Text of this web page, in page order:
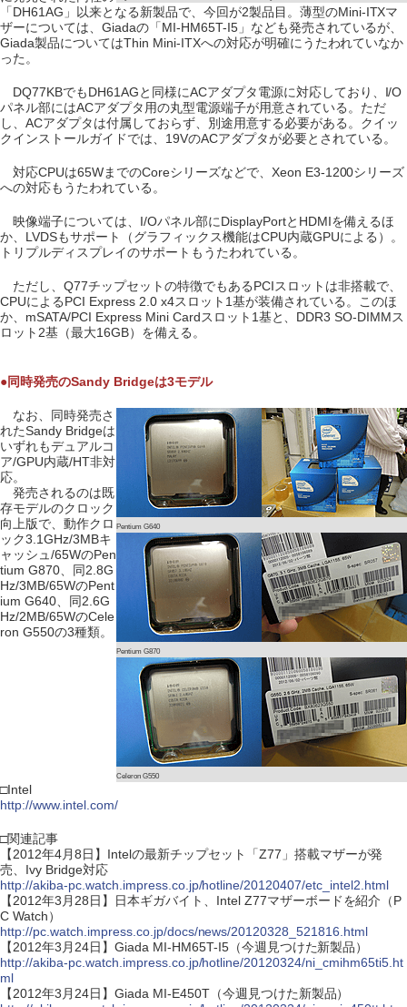
「DH61AG」以来となる新製品で、今回が2製品目。薄型のMini-ITXマ
ザーについては、Giadaの「MI-HM65T-I5」なども発売されているが、
Giada製品についてはThin Mini-ITXへの対応が明確にうたわれていなか
った。
DQ77KBでもDH61AGと同様にACアダプタ電源に対応しており、I/O
パネル部にはACアダプタ用の丸型電源端子が用意されている。ただ
し、ACアダプタは付属しておらず、別途用意する必要がある。クイッ
クインストールガイドでは、19VのACアダプタが必要とされている。
対応CPUは65WまでのCoreシリーズなどで、Xeon E3-1200シリーズ
への対応もうたわれている。
映像端子については、I/Oパネル部にDisplayPortとHDMIを備えるほ
か、LVDSもサポート（グラフィックス機能はCPU内蔵GPUによる）。
トリプルディスプレイのサポートもうたわれている。
ただし、Q77チップセットの特徴でもあるPCIスロットは非搭載で、
CPUによるPCI Express 2.0 x4スロット1基が装備されている。このほ
か、mSATA/PCI Express Mini Cardスロット1基と、DDR3 SO-DIMMス
ロット2基（最大16GB）を備える。
●同時発売のSandy Bridgeは3モデル
Pentium G640
Pentium G870
Celeron G550
なお、同時発売さ
れたSandy Bridgeは
いずれもデュアルコ
ア/GPU内蔵/HT非対
応。
発売されるのは既
存モデルのクロック
向上版で、動作クロ
ック3.1GHz/3MBキ
ャッシュ/65WのPen
tium G870、同2.8G
Hz/3MB/65WのPent
ium G640、同2.6G
Hz/2MB/65WのCele
ron G550の3種類。
□Intel
http://www.intel.com/
□関連記事
【2012年4月8日】Intelの最新チップセット「Z77」搭載マザーが発
売、Ivy Bridge対応
http://akiba-pc.watch.impress.co.jp/hotline/20120407/etc_intel2.html
【2012年3月28日】日本ギガバイト、Intel Z77マザーボードを紹介（P
C Watch）
http://pc.watch.impress.co.jp/docs/news/20120328_521816.html
【2012年3月24日】Giada MI-HM65T-I5（今週見つけた新製品）
http://akiba-pc.watch.impress.co.jp/hotline/20120324/ni_cmihm65ti5.ht
ml
【2012年3月24日】Giada MI-E450T（今週見つけた新製品）